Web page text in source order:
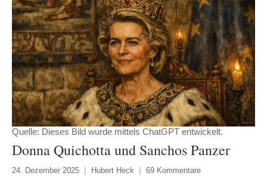
Quelle: Dieses Bild wurde mittels ChatGPT entwickelt.
Donna Quichotta und Sanchos Panzer
24. Dezember 2025 Hubert Heck 69 Kommentare